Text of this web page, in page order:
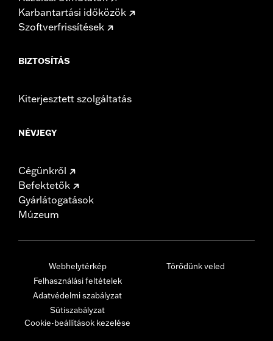
Karbantartási időközök
Szoftverfrissítések
BIZTOSÍTÁS
Kiterjesztett szolgáltatás
NÉVJEGY
Cégünkről
Befektetők
Gyárlátogatások
Múzeum
Webhelytérkép
Felhasználási feltételek
Adatvédelmi szabályzat
Sütiszabályzat
Cookie-beállítások kezelése
Törődünk veled